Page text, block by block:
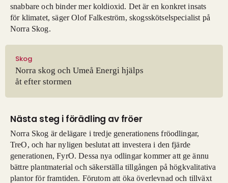
snabbare och binder mer koldioxid. Det är en konkret insats
för klimatet, säger Olof Falkeström, skogsskötselspecialist på
Norra Skog.
Skog
Norra skog och Umeå Energi hjälps
åt efter stormen
Nästa steg i förädling av fröer
Norra Skog är delägare i tredje generationens fröodlingar,
TreO, och har nyligen beslutat att investera i den fjärde
generationen, FyrO. Dessa nya odlingar kommer att ge ännu
bättre plantmaterial och säkerställa tillgången på högkvalitativa
plantor för framtiden. Förutom att öka överlevnad och tillväxt